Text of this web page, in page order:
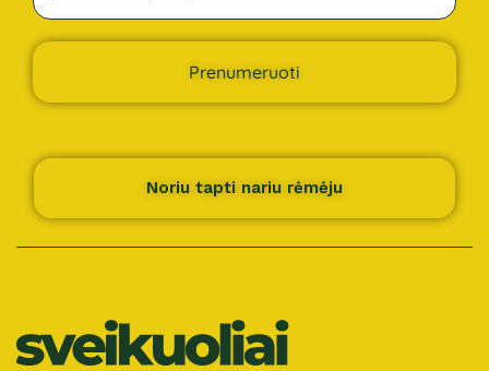
Prenumeruoti
Noriu tapti nariu rėmėju